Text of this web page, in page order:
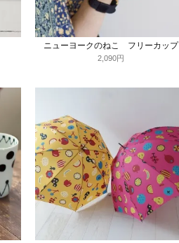
ニューヨークのねこ フリーカップ
2,090円